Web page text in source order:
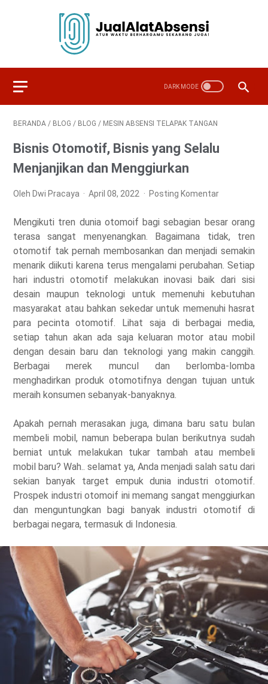
BERANDA / BLOG / BLOG / MESIN ABSENSI TELAPAK TANGAN
Bisnis Otomotif, Bisnis yang Selalu
Menjanjikan dan Menggiurkan
Oleh Dwi Pracaya April 08, 2022 Posting Komentar
Mengikuti tren dunia otomoif bagi sebagian besar orang
terasa sangat menyenangkan. Bagaimana tidak, tren
otomotif tak pernah membosankan dan menjadi semakin
menarik diikuti karena terus mengalami perubahan. Setiap
hari industri otomotif melakukan inovasi baik dari sisi
desain maupun teknologi untuk memenuhi kebutuhan
masyarakat atau bahkan sekedar untuk memenuhi hasrat
para pecinta otomotif. Lihat saja di berbagai media,
setiap tahun akan ada saja keluaran motor atau mobil
dengan desain baru dan teknologi yang makin canggih.
Berbagai merek muncul dan berlomba-lomba
menghadirkan produk otomotifnya dengan tujuan untuk
meraih konsumen sebanyak-banyaknya.
Apakah pernah merasakan juga, dimana baru satu bulan
membeli mobil, namun beberapa bulan berikutnya sudah
berniat untuk melakukan tukar tambah atau membeli
mobil baru? Wah.. selamat ya, Anda menjadi salah satu dari
sekian banyak target empuk dunia industri otomotif.
Prospek industri otomoif ini memang sangat menggiurkan
dan menguntungkan bagi banyak industri otomotif di
berbagai negara, termasuk di Indonesia.